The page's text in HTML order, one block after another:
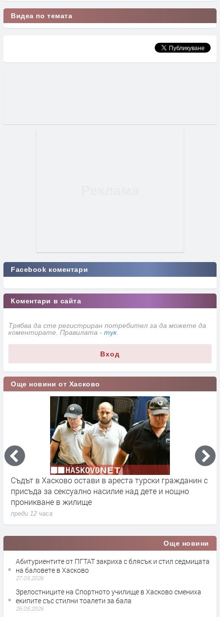
Видеа по темата
Facebook коментари
Коментари в сайта
Трябва да сте регистриран потребител за да можете да
коментирате. Правилата - тук
Вход
Още новини от Хасково
Съдът в Хасково остави в ареста турски гражданин с
присъда за сексуално насилие над дете и нощно
проникване в жилище
преди 12 часа
Още новини
Абитуриентите от ПГТАТ закриха с блясък и стил седмицата
на баловете в Хасково
27.05.2026
Зрелостниците на Спортното училище в Хасково смениха
екипите със стилни тоалети за бала
26.05.2026